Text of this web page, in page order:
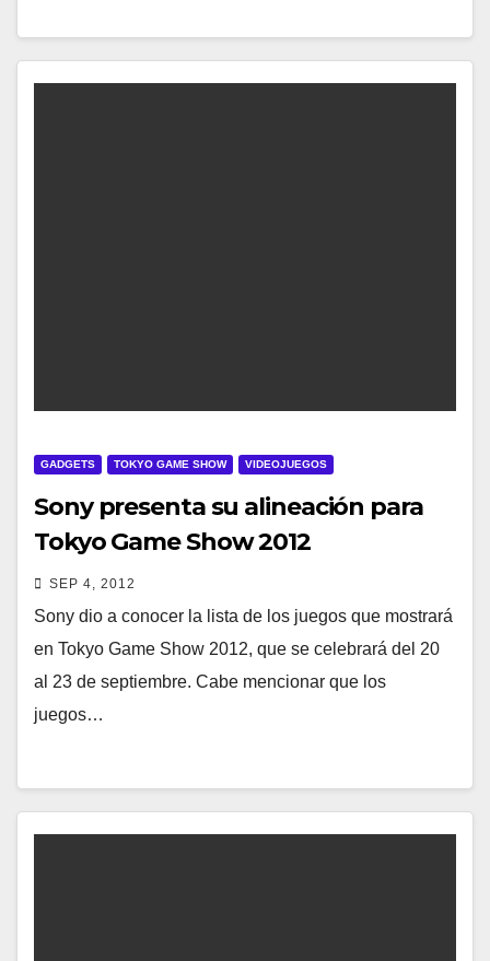
GADGETS TOKYO GAME SHOW VIDEOJUEGOS
Sony presenta su alineación para
Tokyo Game Show 2012
SEP 4, 2012
Sony dio a conocer la lista de los juegos que mostrará
en Tokyo Game Show 2012, que se celebrará del 20
al 23 de septiembre. Cabe mencionar que los
juegos…